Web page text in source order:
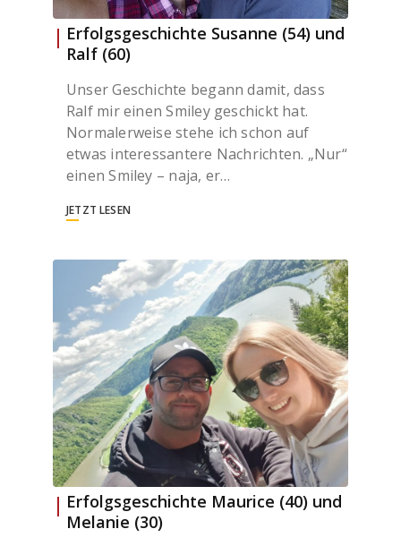
Erfolgsgeschichte Susanne (54) und
Ralf (60)
Unser Geschichte begann damit, dass
Ralf mir einen Smiley geschickt hat.
Normalerweise stehe ich schon auf
etwas interessantere Nachrichten. „Nur“
einen Smiley – naja, er…
JETZT LESEN
Erfolgsgeschichte Maurice (40) und
Melanie (30)